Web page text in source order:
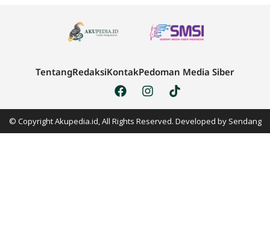
TentangRedaksiKontakPedoman Media Siber
© Copyright Akupedia.id, All Rights Reserved. Developed by Sendang